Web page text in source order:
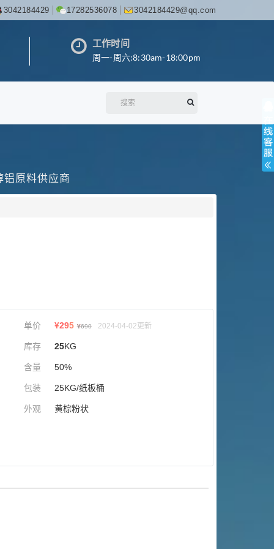
3042184429 17282536078 3042184429@qq.com
工作时间
周一-周六:8:30am-18:00pm
原料供应商
单价 ¥295 ¥690 2024-04-02更新
库存 25KG
含量 50%
包装 25KG/纸板桶
外观 黄棕粉状